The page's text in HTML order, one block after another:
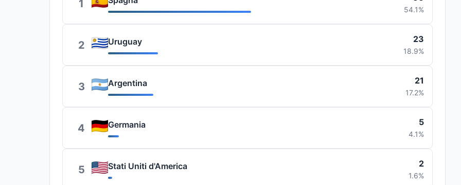
1 54.1%
2 Uruguay 23
18.9%
3 Argentina 21
17.2%
4 Germania 5
4.1%
5 Stati Uniti d'America 2
1.6%